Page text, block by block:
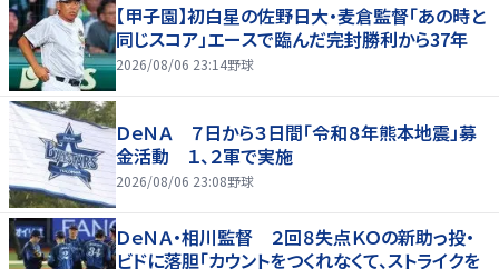
【甲子園】初白星の佐野日大・麦倉監督「あの時と
同じスコア」エースで臨んだ完封勝利から37年
2026/08/06 23:14野球
ＤｅＮＡ ７日から３日間「令和８年熊本地震」募
金活動 １、２軍で実施
2026/08/06 23:08野球
ＤｅＮＡ・相川監督 ２回８失点ＫＯの新助っ投・
ビドに落胆「カウントをつくれなくて、ストライクを